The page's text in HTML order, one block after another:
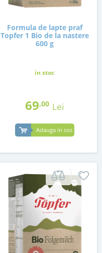
Formula de lapte praf
Topfer 1 Bio de la nastere
600 g
in stoc
69,00 Lei
Adauga in cos